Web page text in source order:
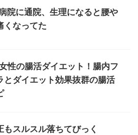
院に通院、生理になると腰や
くなってた
性の腸活ダイエット！腸内フ
とダイエット効果抜群の腸活
もスルスル落ちてびっく